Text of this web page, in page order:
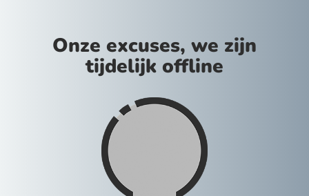
Onze excuses, we zijn
tijdelijk offline